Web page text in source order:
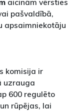
pašvaldībā,
apsaimniekotāju
komisija ir
uzrauga
600 regulēto
rūpējas, lai